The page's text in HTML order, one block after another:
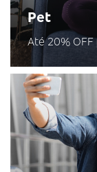
Pet
Até 20%